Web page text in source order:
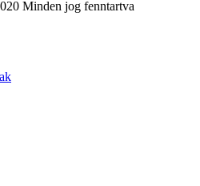
Minden jog fenntartva